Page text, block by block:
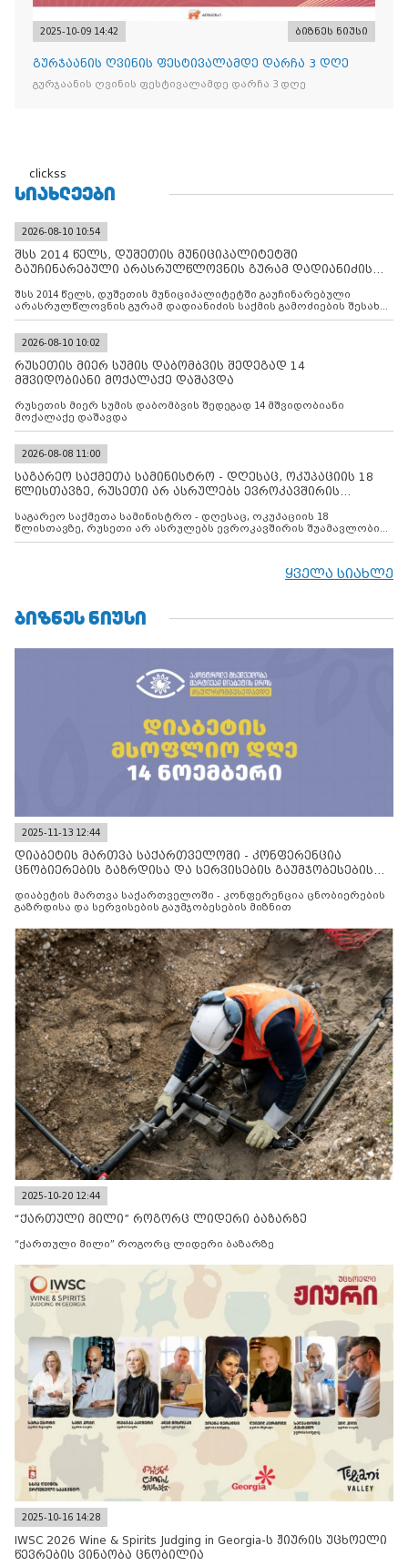
2025-10-09 14:42 ბიზნეს ნიუსი
გურჯაანის ღვინის ფესტივალამდე დარჩა 3 დღე
გურჯაანის ღვინის ფესტივალამდე დარჩა 3 დღე
clickss
ᲡᲘᲐᲮᲚᲔᲔᲑᲘ
2026-08-10 10:54
შსს 2014 წელს, დუშეთის მუნიციპალიტეტში
გაუჩინარებული არასრულწლოვნის გურამ დადიანიძის
შსს 2014 წელს, დუშეთის მუნიციპალიტეტში გაუჩინარებული
არასრულწლოვნის გურამ დადიანიძის საქმის გამოძიების შესახებ
ინფორმაციას ავრცელებს
2026-08-10 10:02
რუსეთის მიერ სუმის დაბომბვის შედეგად 14
მშვიდობიანი მოქალაქე დაშავდა
რუსეთის მიერ სუმის დაბომბვის შედეგად 14 მშვიდობიანი
მოქალაქე დაშავდა
2026-08-08 11:00
საგარეო საქმეთა სამინისტრო - დღესაც, ოკუპაციის 18
წლისთავზე, რუსეთი არ ასრულებს ევროკავშირის
საგარეო საქმეთა სამინისტრო - დღესაც, ოკუპაციის 18
წლისთავზე, რუსეთი არ ასრულებს ევროკავშირის შუამავლობით
დადებულ 2008 წლის 12 აგვისტოს ცეცხლის შეწყვეტის
მილიტარიზაციის პროცესს და აქტიურად დგამს ნაბიჯებს მათი
ყველა სიახლე
ᲑᲘᲖᲜᲔᲡ ᲜᲘᲣᲡᲘ
2025-11-13 12:44
დიაბეტის მართვა საქართველოში - კონფერენცია
ცნობიერების გაზრდისა და სერვისების გაუმჯობესების
დიაბეტის მართვა საქართველოში - კონფერენცია ცნობიერების
გაზრდისა და სერვისების გაუმჯობესების მიზნით
2025-10-20 12:44
“ქართული მილი” როგორც ლიდერი ბაზარზე
“ქართული მილი” როგორც ლიდერი ბაზარზე
2025-10-16 14:28
IWSC 2026 Wine & Spirits Judging in Georgia-ს ჟიურის უცხოელი
წევრების ვინაობა ცნობილია